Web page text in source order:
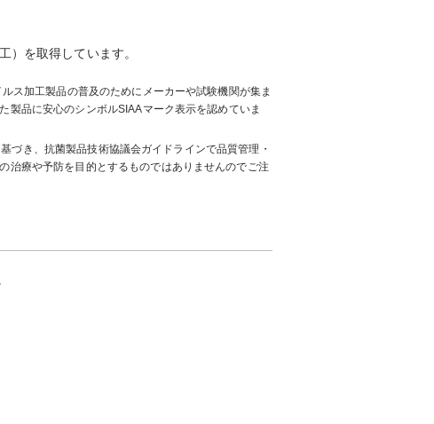
）を取得しています。
ス加工製品の普及のためにメーカーや試験機関が集ま
製品に安心のシンボルSIAAマーク表示を認めていま
づき、抗菌製品技術協議会ガイドラインで品質管理・
治療や予防を目的とするものではありませんのでご注